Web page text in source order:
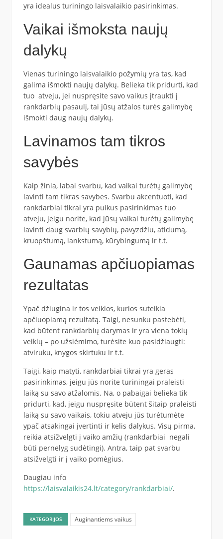
yra idealus turiningo laisvalaikio pasirinkimas.
Vaikai išmoksta naujų
dalykų
Vienas turiningo laisvalaikio požymių yra tas, kad
galima išmokti naujų dalykų. Belieka tik pridurti, kad
tuo atveju, jei nuspręsite savo vaikus įtraukti į
rankdarbių pasaulį, tai jūsų atžalos turės galimybę
išmokti daug naujų dalykų.
Lavinamos tam tikros
savybės
Kaip žinia, labai svarbu, kad vaikai turėtų galimybę
lavinti tam tikras savybes. Svarbu akcentuoti, kad
rankdarbiai tikrai yra puikus pasirinkimas tuo
atveju, jeigu norite, kad jūsų vaikai turėtų galimybę
lavinti daug svarbių savybių, pavyzdžiu, atidumą,
kruopštumą, lankstumą, kūrybingumą ir t.t.
Gaunamas apčiuopiamas
rezultatas
Ypač džiugina ir tos veiklos, kurios suteikia
apčiuopiamą rezultatą. Taigi, nesunku pastebėti,
kad būtent rankdarbių darymas ir yra viena tokių
veiklų – po užsiėmimo, turėsite kuo pasidžiaugti:
atviruku, knygos skirtuku ir t.t.
Taigi, kaip matyti, rankdarbiai tikrai yra geras
pasirinkimas, jeigu jūs norite turiningai praleisti
laiką su savo atžalomis. Na, o pabaigai belieka tik
pridurti, kad, jeigu nuspręsite būtent šitaip praleisti
laiką su savo vaikais, tokiu atveju jūs turėtumėte
ypač atsakingai įvertinti ir kelis dalykus. Visų pirma,
reikia atsižvelgti į vaiko amžių (rankdarbiai negali
būti pernelyg sudėtingi). Antra, taip pat svarbu
atsižvelgti ir į vaiko pomėgius.
Daugiau info
https://laisvalaikis24.lt/category/rankdarbiai/.
KATEGORIJOS Auginantiems vaikus